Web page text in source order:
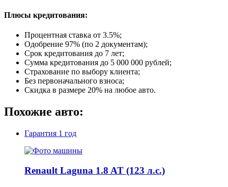
Плюсы кредитования:
Процентная ставка от 3.5%;
Одобрение 97% (по 2 документам);
Срок кредитования до 7 лет;
Сумма кредитования до 5 000 000 рублей;
Страхование по выбору клиента;
Без первоначального взноса;
Скидка в размере 20% на любое авто.
Похожие авто:
Гарантия 1 год
Renault Laguna 1.8 AT (123 л.с.)